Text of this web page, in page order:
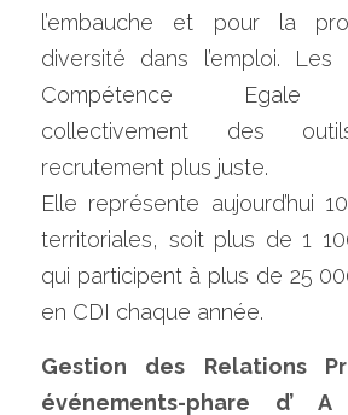
l’embauche et pour la
diversité dans l’emploi. Les
Compétence Egale
collectivement des
recrutement plus juste.
Elle représente aujourd’hui
territoriales, soit plus de 1
qui participent à plus de 25
en CDI chaque année.
Gestion des Relations
événements-phare d’ A